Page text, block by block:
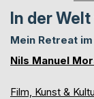
In der
Mein Retreat
Nils Manuel
Film, Kunst &